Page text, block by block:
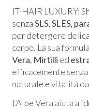
IT-HAIR LUXURY:
senzaSLS, SLES,
per detergere
corpo. La sua
Vera, Mirtilli ed
efficacemente
naturale e vitalità
L’Aloe Vera aiuta a